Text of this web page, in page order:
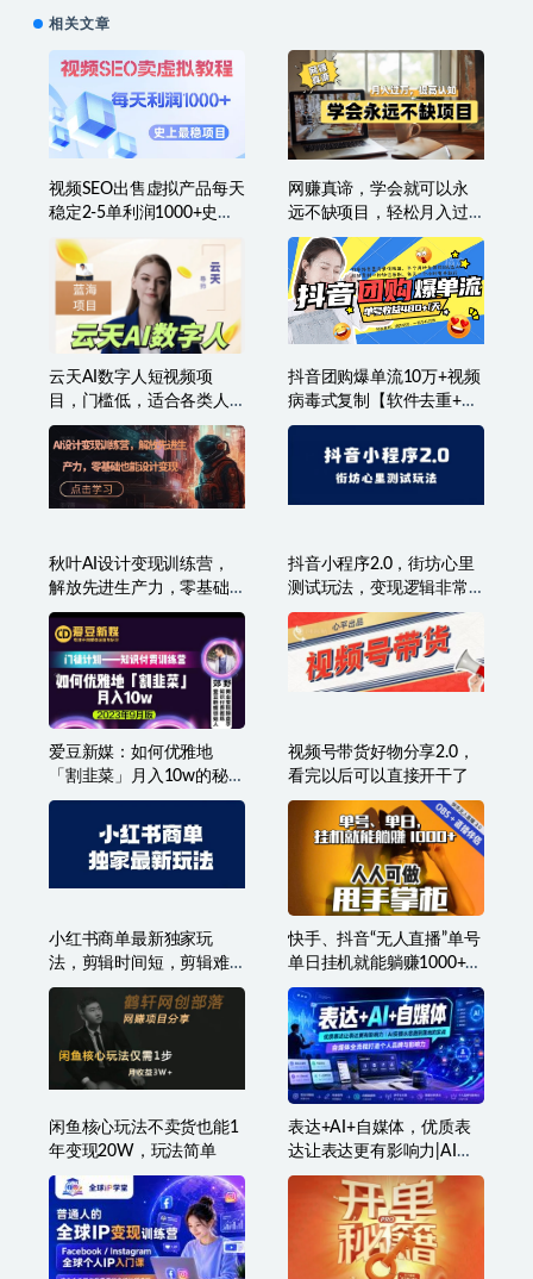
相关文章
视频SEO出售虚拟产品每天
稳定2-5单利润1000+史上
最稳定私域变现项目
网赚真谛，学会就可以永
远不缺项目，轻松月入过
万，提高小白认知！
云天AI数字人短视频项
目，门槛低，适合各类人
群
抖音团购爆单流10万+视频
病毒式复制【软件去重+详
细教程】
秋叶AI设计变现训练营，
解放先进生产力，零基础
也能设计变现
抖音小程序2.0，街坊心里
测试玩法，变现逻辑非常
很简单
爱豆新媒：如何优雅地
「割韭菜」月入10w的秘诀
（2023年9月版）
视频号带货好物分享2.0，
看完以后可以直接开干了
小红书商单最新独家玩
法，剪辑时间短，剪辑难
度低，能批量做号
快手、抖音“无人直播”单号
单日挂机就能躺赚1000+，
这次我就把这当“甩手掌柜”
的秘密教给你，人人可
做！
闲鱼核心玩法不卖货也能1
年变现20W，玩法简单
表达+AI+自媒体，优质表
达让表达更有影响力|AI实
操从思路到落地的实战|自
媒体全流程打造个人品牌
与影响力